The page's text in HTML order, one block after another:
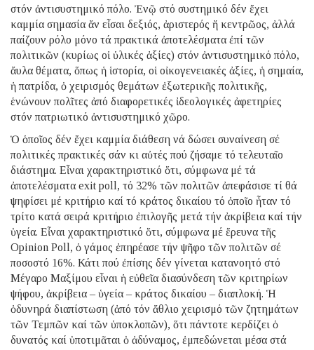
στόν ἀντισυστημικό πόλο. Ἐνῷ στό συστημικό δέν ἔχει
καμμία σημασία ἄν εἶσαι δεξιός, ἀριστερός ἤ κεντρῶος, ἀλλά
παίζουν ρόλο μόνο τά πρακτικά ἀποτελέσματα ἐπί τῶν
πολιτικῶν (κυρίως οἱ ὑλικές ἀξίες) στόν ἀντισυστημικό πόλο,
ἄυλα θέματα, ὅπως ἡ ἱστορία, οἱ οἰκογενειακές ἀξίες, ἡ σημαία,
ἡ πατρίδα, ὁ χειρισμός θεμάτων ἐξωτερικῆς πολιτικῆς,
ἑνώνουν πολῖτες ἀπό διαφορετικές ἰδεολογικές ἀφετηρίες
στόν πατριωτικό ἀντισυστημικό χῶρο.
Ὁ ὁποῖος δέν ἔχει καμμία διάθεση νά δώσει συναίνεση σέ
πολιτικές πρακτικές σάν κι αὐτές πού ζήσαμε τό τελευταῖο
διάστημα. Εἶναι χαρακτηριστικό ὅτι, σύμφωνα μέ τά
ἀποτελέσματα exit poll, τό 32% τῶν πολιτῶν ἀπεφάσισε τί θά
ψηφίσει μέ κριτήριο καί τό κράτος δικαίου τό ὁποῖο ἦταν τό
τρίτο κατά σειρά κριτήριο ἐπιλογῆς μετά τήν ἀκρίβεια καί τήν
ὑγεία. Εἶναι χαρακτηριστικό ὅτι, σύμφωνα μέ ἔρευνα τῆς
Opinion Poll, ὁ γάμος ἐπηρέασε τήν ψῆφο τῶν πολιτῶν σέ
ποσοστό 16%. Κάτι πού ἐπίσης δέν γίνεται κατανοητό στό
Μέγαρο Μαξίμου εἶναι ἡ εὐθεῖα διασύνδεση τῶν κριτηρίων
ψήφου, ἀκρίβεια – ὑγεία – κράτος δικαίου – διαπλοκή. Ἡ
ὀδυνηρά διαπίστωση (ἀπό τόν ἄθλιο χειρισμό τῶν ζητημάτων
τῶν Τεμπῶν καί τῶν ὑποκλοπῶν), ὅτι πάντοτε κερδίζει ὁ
δυνατός καί ὑποτιμᾶται ὁ ἀδύναμος, ἐμπεδώνεται μέσα στά